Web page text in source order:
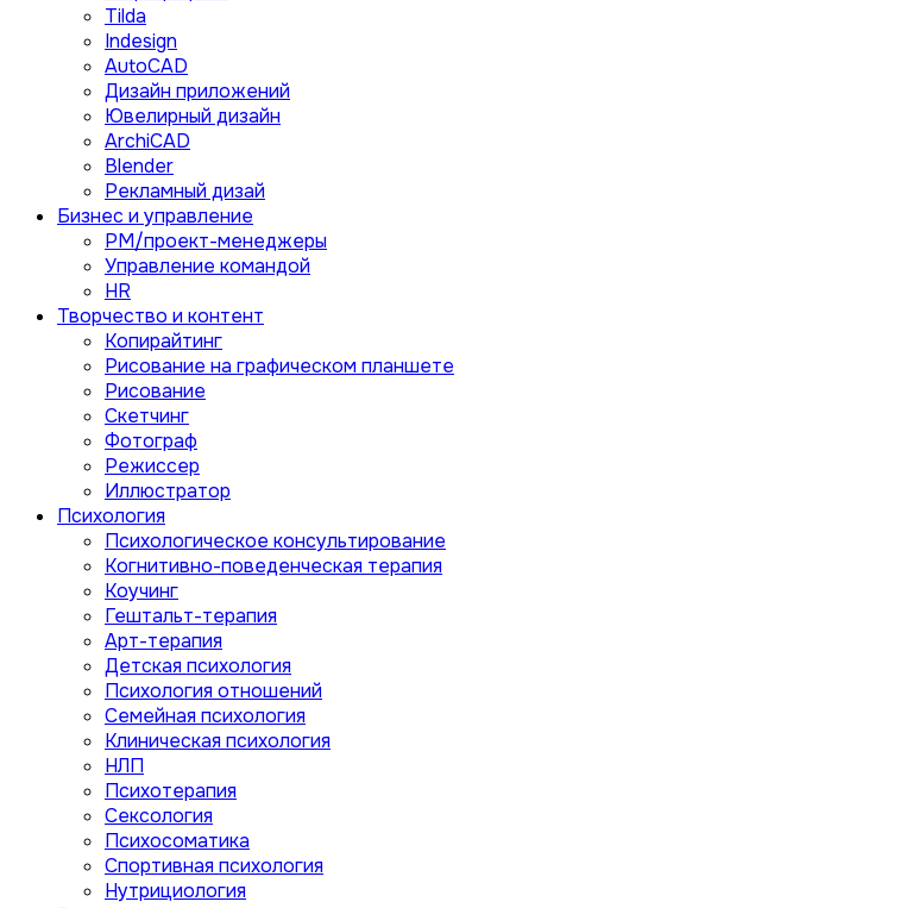
Tilda
Indesign
AutoCAD
Дизайн приложений
Ювелирный дизайн
ArchiCAD
Blender
Рекламный дизай
Бизнес и управление
PM/проект-менеджеры
Управление командой
HR
Творчество и контент
Копирайтинг
Рисование на графическом планшете
Рисование
Скетчинг
Фотограф
Режиссер
Иллюстратор
Психология
Психологическое консультирование
Когнитивно-поведенческая терапия
Коучинг
Гештальт-терапия
Арт-терапия
Детская психология
Психология отношений
Семейная психология
Клиническая психология
НЛП
Психотерапия
Сексология
Психосоматика
Спортивная психология
Нутрициология